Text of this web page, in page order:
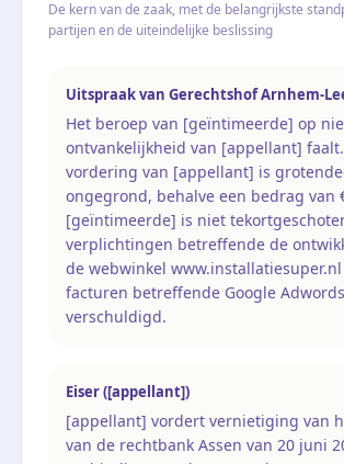
De kern van de zaak, met de belangrijkste
partijen en de uiteindelijke beslissing
Uitspraak van Gerechtshof Arnhem-
Het beroep van [geïntimeerde] op
ontvankelijkheid van [appellant]
vordering van [appellant] is
ongegrond, behalve een bedrag van
[geïntimeerde] is niet
verplichtingen betreffende de
de webwinkel
facturen betreffende Google
verschuldigd.
Eiser ([appellant])
[appellant] vordert vernietiging van
van de rechtbank Assen van 20 juni